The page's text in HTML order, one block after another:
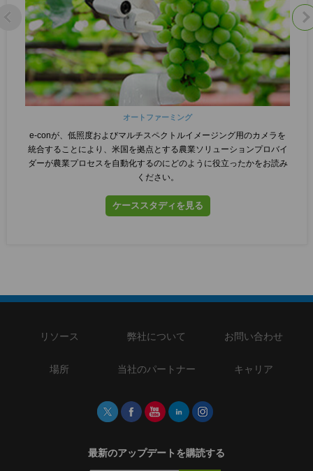
オートファーミング
e-conが、低照度およびマルチスペクトルイメージング用のカメラを
統合することにより、米国を拠点とする農業ソリューションプロバイ
ダーが農業プロセスを自動化するのにどのように役立ったかをお読み
ください。
ケーススタディを見る
リソース 弊社について お問い合わせ
場所 当社のパートナー キャリア
最新のアップデートを購読する